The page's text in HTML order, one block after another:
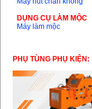
DỤNG CỤ LÀM MỘC
Máy làm mộc
PHỤ TÙNG PHỤ KIỆN: